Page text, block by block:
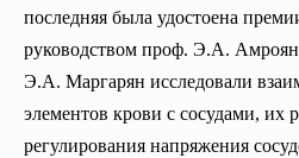
Кафедра внутренних болезней
последняя была удостоена
руководством проф. Э.А.
Э.А. Маргарян исследовали
элементов крови с сосудами, их
регулирования напряжения